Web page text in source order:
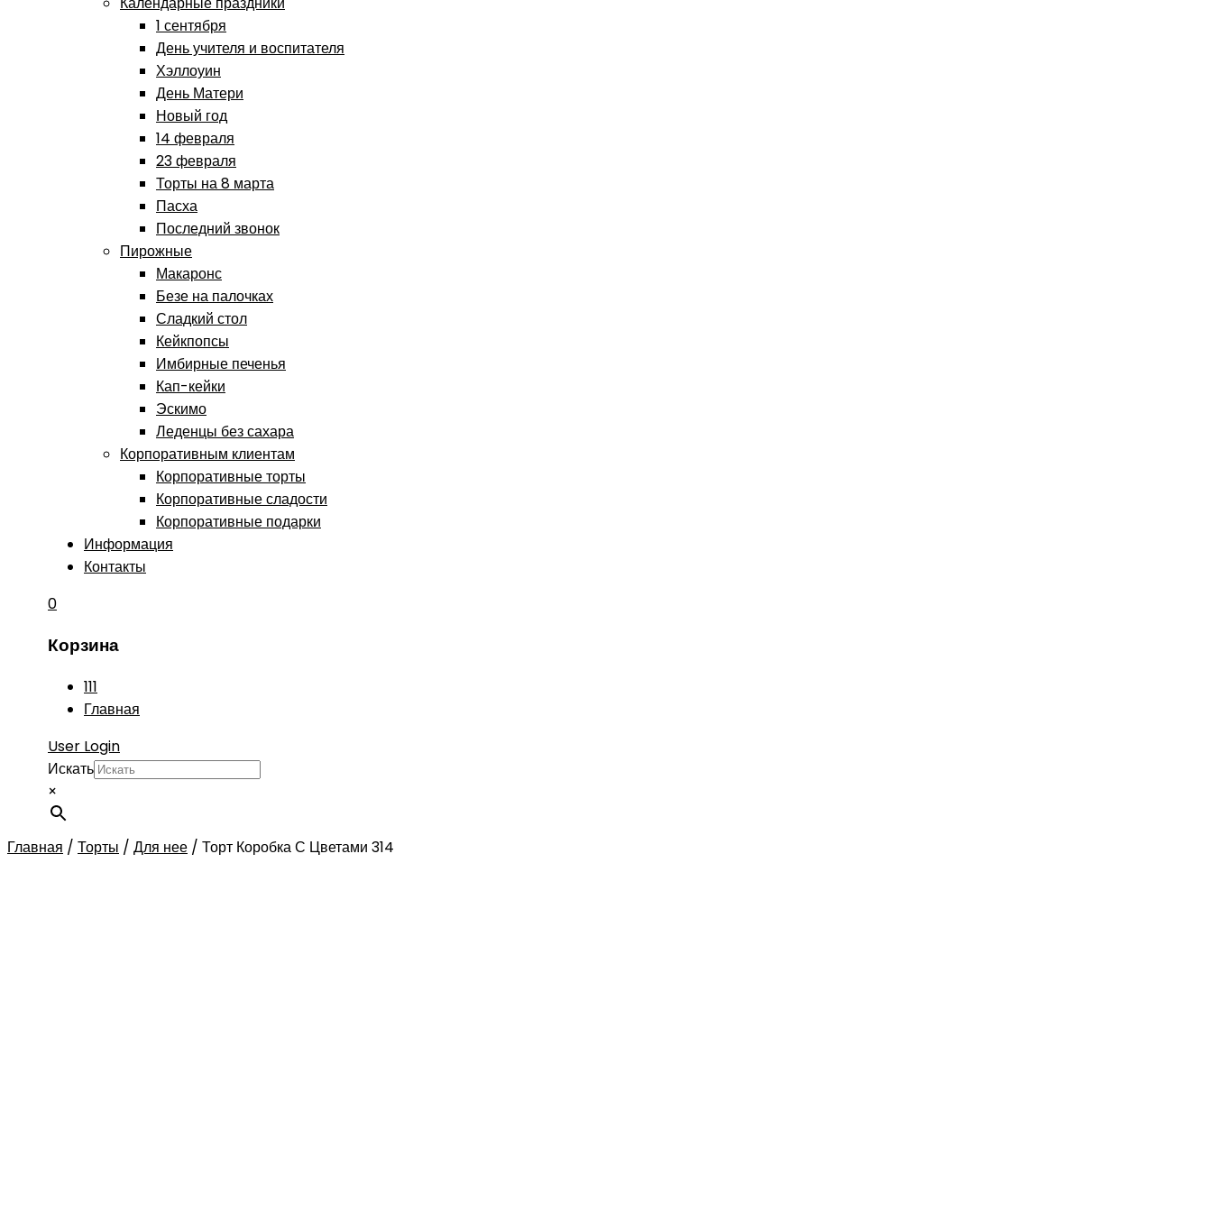
1 сентября
День учителя и воспитателя
Хэллоуин
День Матери
Новый год
14 февраля
23 февраля
Торты на 8 марта
Пасха
Последний звонок
Пирожные
Макаронс
Безе на палочках
Сладкий стол
Кейкпопсы
Имбирные печенья
Кап-кейки
Эскимо
Леденцы без сахара
Корпоративным клиентам
Корпоративные торты
Корпоративные сладости
Корпоративные подарки
Информация
Контакты
0
Корзина
111
Главная
User Login
Искать
×
Главная / Торты / Для нее / Торт Коробка С Цветами 314